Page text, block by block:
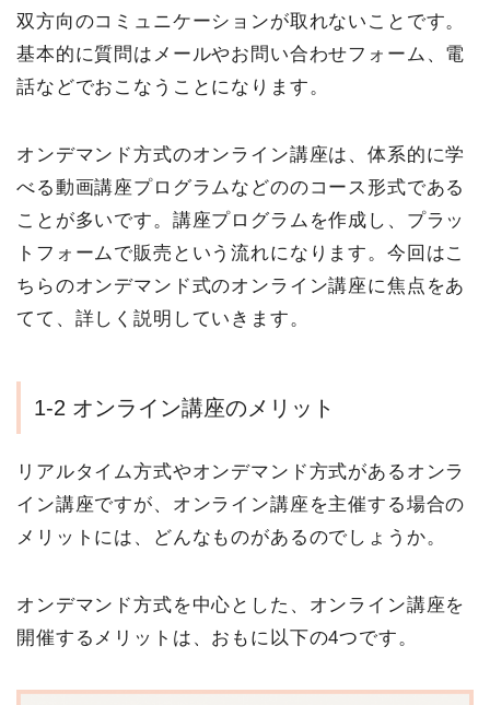
双方向のコミュニケーションが取れないことです。
基本的に質問はメールやお問い合わせフォーム、電
話などでおこなうことになります。
オンデマンド方式のオンライン講座は、体系的に学
べる動画講座プログラムなどののコース形式である
ことが多いです。講座プログラムを作成し、プラッ
トフォームで販売という流れになります。今回はこ
ちらのオンデマンド式のオンライン講座に焦点をあ
てて、詳しく説明していきます。
1-2 オンライン講座のメリット
リアルタイム方式やオンデマンド方式があるオンラ
イン講座ですが、オンライン講座を主催する場合の
メリットには、どんなものがあるのでしょうか。
オンデマンド方式を中心とした、オンライン講座を
開催するメリットは、おもに以下の4つです。